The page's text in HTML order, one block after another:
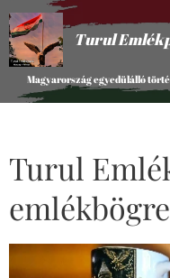
Turul
Magyarország egyedülálló
Turul
emlékbögre